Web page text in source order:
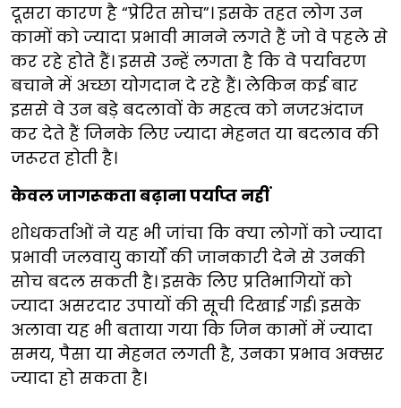
दूसरा कारण है “प्रेरित सोच”। इसके तहत लोग उन
कामों को ज्यादा प्रभावी मानने लगते हैं जो वे पहले से
कर रहे होते हैं। इससे उन्हें लगता है कि वे पर्यावरण
बचाने में अच्छा योगदान दे रहे हैं। लेकिन कई बार
इससे वे उन बड़े बदलावों के महत्व को नजरअंदाज
कर देते हैं जिनके लिए ज्यादा मेहनत या बदलाव की
जरूरत होती है।
केवल जागरूकता बढ़ाना पर्याप्त नहीं
शोधकर्ताओं ने यह भी जांचा कि क्या लोगों को ज्यादा
प्रभावी जलवायु कार्यों की जानकारी देने से उनकी
सोच बदल सकती है। इसके लिए प्रतिभागियों को
ज्यादा असरदार उपायों की सूची दिखाई गई। इसके
अलावा यह भी बताया गया कि जिन कामों में ज्यादा
समय, पैसा या मेहनत लगती है, उनका प्रभाव अक्सर
ज्यादा हो सकता है।